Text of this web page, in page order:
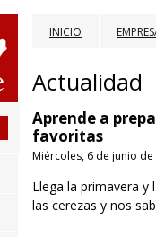
INICIO
Actualidad
Aprende a
favoritas
Miércoles, 6 de junio de
Llega la primavera y
las cerezas y nos